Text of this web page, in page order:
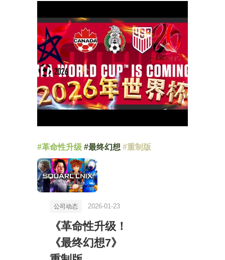
#革命性升级 #最终幻想 #重制版
公司动态 2026-01-23
《革命性升级！
《最终幻想7》